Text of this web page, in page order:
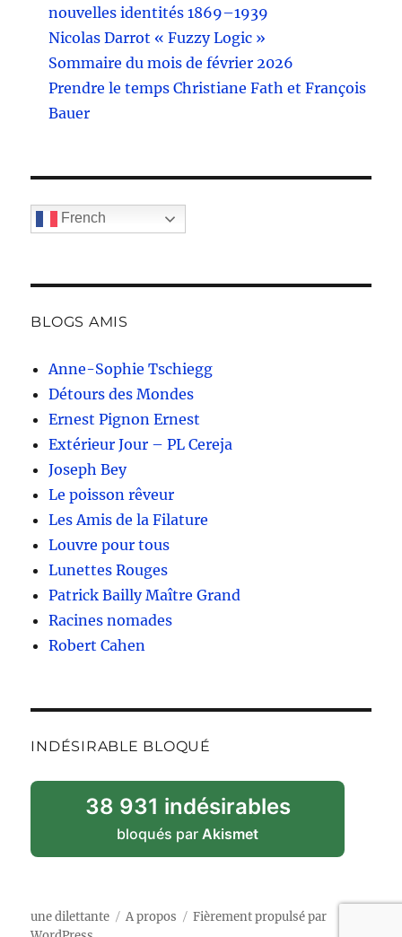
nouvelles identités 1869–1939
Nicolas Darrot « Fuzzy Logic »
Sommaire du mois de février 2026
Prendre le temps Christiane Fath et François
Bauer
French
BLOGS AMIS
Anne-Sophie Tschiegg
Détours des Mondes
Ernest Pignon Ernest
Extérieur Jour – PL Cereja
Joseph Bey
Le poisson rêveur
Les Amis de la Filature
Louvre pour tous
Lunettes Rouges
Patrick Bailly Maître Grand
Racines nomades
Robert Cahen
INDÉSIRABLE BLOQUÉ
38 931 indésirables
bloqués parAkismet
une dilettante A propos
Fièrement propulsé par